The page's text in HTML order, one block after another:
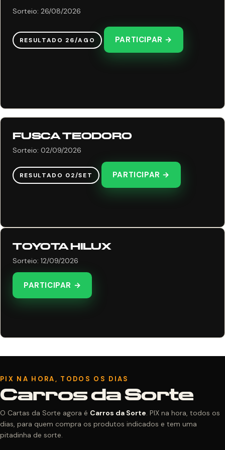
Sorteio: 26/08/2026
RESULTADO 26/AGO PARTICIPAR →
FUSCA TEODORO
Sorteio: 02/09/2026
RESULTADO 02/SET PARTICIPAR →
TOYOTA HILUX
Sorteio: 12/09/2026
PARTICIPAR →
PIX NA HORA, TODOS OS DIAS
Carros da Sorte
O Cartas da Sorte agora é Carros da Sorte. PIX na hora, todos os
dias, para quem compra os produtos indicados e tem uma
pitadinha de sorte.